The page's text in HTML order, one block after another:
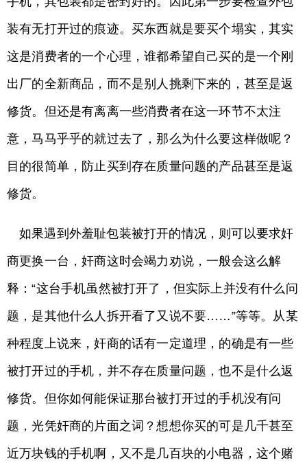
装有无打开过的痕迹。买东西就是要买个塌实，其实
这是消费者的一个心理，谁都希望自己买的是一个刚
出厂的全新商品，而不是别人挑剩下来的，甚至是返
修货。但还是有离离一些消费者在这一环节不太注
意，马马乎乎的就过去了，那么为什么要这样做呢？
目的很简单，防止买到存在质量问题的产品甚至是返
修货。
如果遇到外羞耻包装被打开的情况，则可以要求奸
商更换一台，奸商这时会竭力劝说，一般会这么解
释：“这台手机虽然被打开了，但实际上并没有什么问
题，是其他什么人拆开看了又说不要……”等等。从某
种程度上说来，奸商的话有一定道理，的确是有一些
被打开过的手机，并不存在质量问题，也不是什么返
修货。但你如何能保证那台被打开过的手机没有问
题，光凭奸商的片面之词？想想你买的可是几千甚至
近万块钱的手机啊，又不是几百块的小电器，这个赌